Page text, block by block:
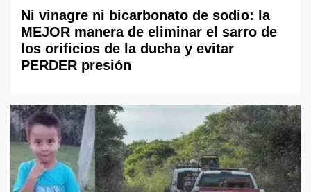
Ni vinagre ni bicarbonato de sodio: la
MEJOR manera de eliminar el sarro de
los orificios de la ducha y evitar
PERDER presión